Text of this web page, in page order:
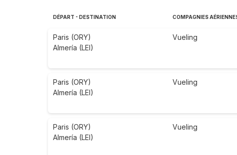
DÉPART - DESTINATION COMPAGNIES
Paris (ORY)
Almería (LEI)
Vueling
Paris (ORY)
Almería (LEI)
Vueling
Paris (ORY)
Almería (LEI)
Vueling